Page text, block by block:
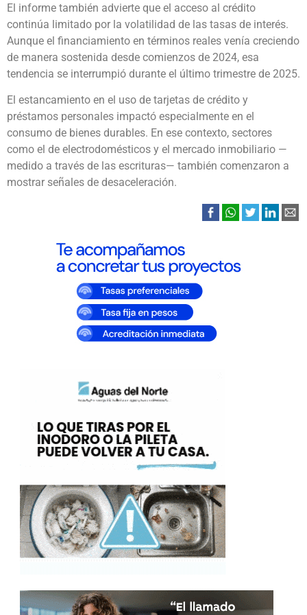
El informe también advierte que el acceso al crédito
continúa limitado por la volatilidad de las tasas de interés.
Aunque el financiamiento en términos reales venía creciendo
de manera sostenida desde comienzos de 2024, esa
tendencia se interrumpió durante el último trimestre de 2025.
El estancamiento en el uso de tarjetas de crédito y
préstamos personales impactó especialmente en el
consumo de bienes durables. En ese contexto, sectores
como el de electrodomésticos y el mercado inmobiliario —
medido a través de las escrituras— también comenzaron a
mostrar señales de desaceleración.